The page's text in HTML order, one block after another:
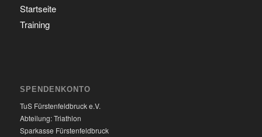
Startseite
Training
SPENDENKONTO
TuS Fürstenfeldbruck e.V.
Abteilung: Triathlon
Sparkasse Fürstenfeldbruck